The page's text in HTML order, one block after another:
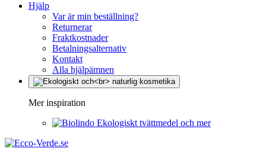
Hjälp
Var är min beställning?
Returnerar
Fraktkostnader
Betalningsalternativ
Kontakt
Alla hjälpämnen
Mer inspiration
Ekologiskt tvättmedel och mer